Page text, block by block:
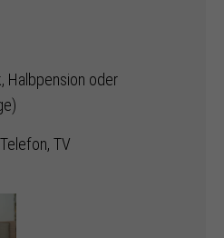
Halbpension oder
TV